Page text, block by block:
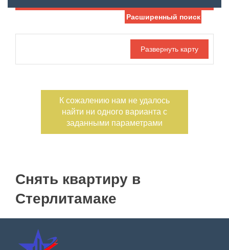
С фото
Отдельный вход
Расширенный поиск
К сожалению нам не удалось
найти ни одного варианта с
заданными параметрами
Снять квартиру в
Стерлитамаке